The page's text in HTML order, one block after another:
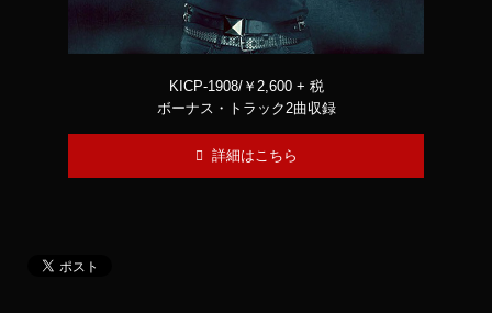
KICP-1908/￥2,600 + 税
ボーナス・トラック2曲収録
詳細はこちら